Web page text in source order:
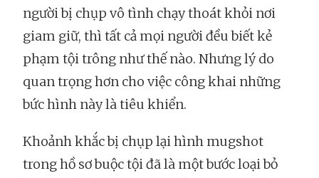
người bị chụp vô tình chạy thoát khỏi nơi
giam giữ, thì tất cả mọi người đều biết kẻ
phạm tội trông như thế nào. Nhưng lý do
quan trọng hơn cho việc công khai những
bức hình này là tiêu khiển.
Khoảnh khắc bị chụp lại hình mugshot
trong hồ sơ buộc tội đã là một bước loại bỏ